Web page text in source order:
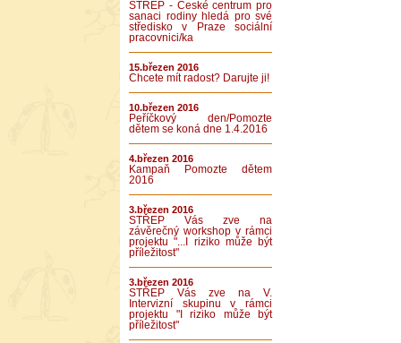
STŘEP - České centrum pro
sanaci rodiny hledá pro své
středisko v Praze sociální
pracovnici/ka
15.březen 2016
Chcete mít radost? Darujte ji!
10.březen 2016
Peříčkový den/Pomozte
dětem se koná dne 1.4.2016
4.březen 2016
Kampaň Pomozte dětem
2016
3.březen 2016
STŘEP Vás zve na
závěrečný workshop v rámci
projektu "...I riziko může být
příležitost"
3.březen 2016
STŘEP Vás zve na V.
Intervizní skupinu v rámci
projektu "I riziko může být
příležitost"